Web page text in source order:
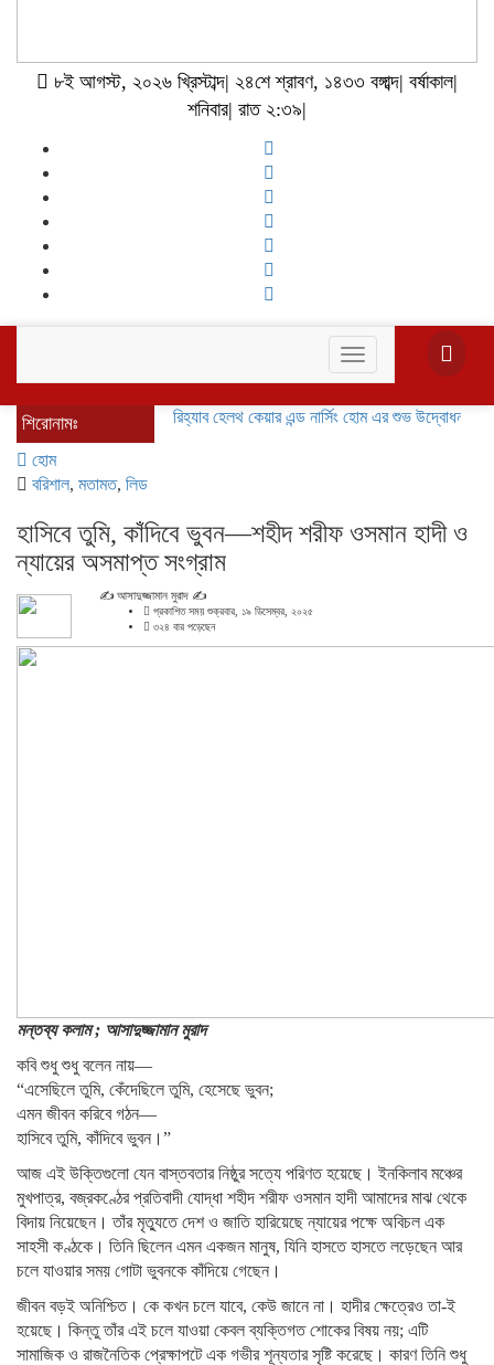
৮ই আগস্ট, ২০২৬ খ্রিস্টাব্দ| ২৪শে শ্রাবণ, ১৪৩৩ বঙ্গাব্দ| বর্ষাকাল|
শনিবার| রাত ২:৩৯|
Toggle
navigation
শিরোনামঃ বরিশালে রিহ্যাব হেলথ কেয়ার এন্ড নার্সিং হোম এর শুভ উদ্বোধন
হোম
বরিশাল, মতামত, লিড
হাসিবে তুমি, কাঁদিবে ভুবন—শহীদ শরীফ ওসমান হাদী ও
ন্যায়ের অসমাপ্ত সংগ্রাম
✍️ আসাদুজ্জামান মুরাদ ✍
প্রকাশিত সময় শুক্রবার, ১৯ ডিসেম্বর, ২০২৫
৩২৪ বার পড়েছেন
মন্তব্য কলাম ; আসাদুজ্জামান মুরাদ
কবি শুধু শুধু বলেন নায়—
“এসেছিলে তুমি, কেঁদেছিলে তুমি, হেসেছে ভুবন;
এমন জীবন করিবে গঠন—
হাসিবে তুমি, কাঁদিবে ভুবন।”
আজ এই উক্তিগুলো যেন বাস্তবতার নিষ্ঠুর সত্যে পরিণত হয়েছে। ইনকিলাব মঞ্চের
মুখপাত্র, বজ্রকণ্ঠের প্রতিবাদী যোদ্ধা শহীদ শরীফ ওসমান হাদী আমাদের মাঝ থেকে
বিদায় নিয়েছেন। তাঁর মৃত্যুতে দেশ ও জাতি হারিয়েছে ন্যায়ের পক্ষে অবিচল এক
সাহসী কণ্ঠকে। তিনি ছিলেন এমন একজন মানুষ, যিনি হাসতে হাসতে লড়েছেন আর
চলে যাওয়ার সময় গোটা ভুবনকে কাঁদিয়ে গেছেন।
জীবন বড়ই অনিশ্চিত। কে কখন চলে যাবে, কেউ জানে না। হাদীর ক্ষেত্রেও তা-ই
হয়েছে। কিন্তু তাঁর এই চলে যাওয়া কেবল ব্যক্তিগত শোকের বিষয় নয়; এটি
সামাজিক ও রাজনৈতিক প্রেক্ষাপটে এক গভীর শূন্যতার সৃষ্টি করেছে। কারণ তিনি শুধু